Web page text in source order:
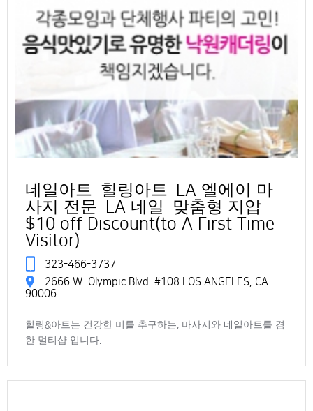
네일아트_힐링아트_LA 엘에이 마
사지 전문_LA 네일_맞춤형 지압_
$10 off Discount(to A First Time
Visitor)
323-466-3737
2666 W. Olympic Blvd. #108 LOS ANGELES, CA
90006
힐링&아트는 건강한 미를 추구하는, 마사지와 네일아트를 겸
한 멀티샵 입니다.